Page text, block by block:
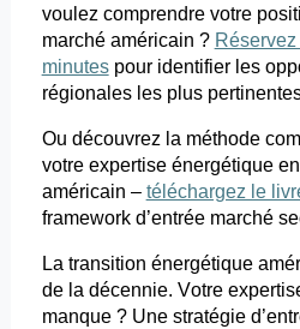
voulez comprendre votre
marché américain ?
minutes pouridentifier les
régionales les plus
Ou découvrez la méthode
votre expertise énergétique
américain – téléchargez le
frameworkd’entrée marché
La transition énergétique
de la décennie. Votre
manque ? Une stratégie